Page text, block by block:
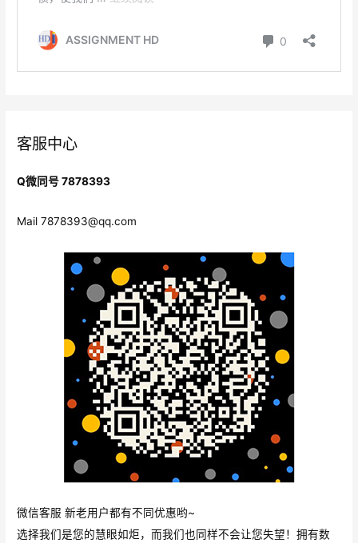
客服中心
Q微同号 7878393
Mail7878393@qq.com
微信客服 新老用户都有不同优惠哟~
选择我们是您的慧眼如炬，而我们也同样不会让您失望！拥有数